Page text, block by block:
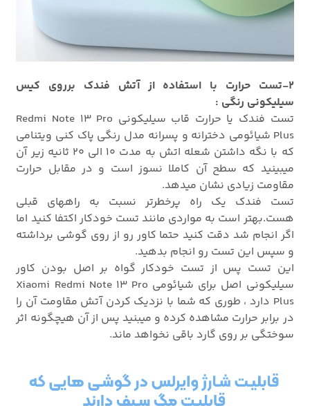
2-تست حرارت با استفاده از آتش فندک برروی کیس
سیلیکونی رنگی :
تست فندک یا حرارت قاب سیلیکونی Redmi Note 13 Pro
Plus شیائومی دخترانه و پسرانه مدل رنگی پاک کنی ویتنامی
که با نگه داشتن شعله اتش به مدت 10 الی 20 ثانیه زیر آن
میبینید که سطح آن کاملا نسوز است و در مقابل حرارت
مقاومت زیادی نشان میدهد.
تست فندک یک راه پرخطرتر نسبت به راههای قبلی
هست.بهتر است به مواردی مانند تست خودکار اکتفا کنید اما
اگر انجام شد دقت کنید حتما کاور رو از روی گوشی برداشته
و سپس این تست رو انجام بدهید.
این تست پس از تست خودکار گواه بر اصل بودن کاور
سیلیکونی اصل برای شیائومی Xiaomi Redmi Note 13 Pro
Plus دارد ، طوری که شما با نزدیک کردن آتش مقاومت آن را
در برابر حرارت مشاهده کرده و میبنید پس از آن هیچگونه اثر
سوختگی بر روی گارد باقی نخواهد ماند.